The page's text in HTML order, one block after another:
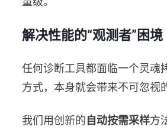
解决性能的“观测者”困境
任何诊断工具都面临一个灵魂
方式，本身就会带来不可忽视
我们用创新的自动按需采样方